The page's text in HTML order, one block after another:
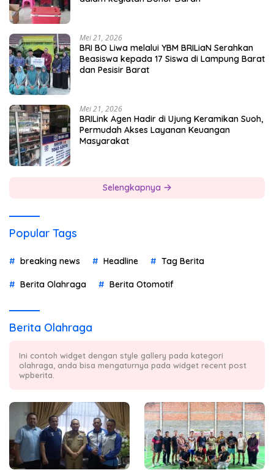
Mei 21, 2026
BRI BO Liwa melalui YBM BRILiaN Serahkan
Beasiswa kepada 17 Siswa di Lampung Barat
dan Pesisir Barat
Mei 21, 2026
BRILink Agen Hadir di Ujung Keramikan Suoh,
Permudah Akses Layanan Keuangan
Masyarakat
Selengkapnya
Popular Tags
breaking news Headline Tag Berita
Berita Olahraga Berita Otomotif
Berita Olahraga
Ini contoh widget dengan style gallery pada kategori
olahraga, anda bisa mengaturnya pada widget recent post
wpberita.